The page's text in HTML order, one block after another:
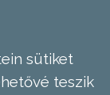
sütiket
teszik